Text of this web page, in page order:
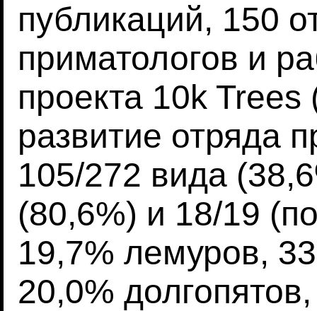
публикаций, 150
приматологов и
проекта 10k Trees
развитие отряда
105/272 вида
(80,6%) и 18/19
19,7% лемуров,
20,0%